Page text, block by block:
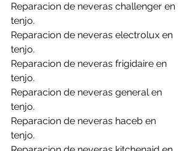
Reparacion de neveras challenger en
tenjo.
Reparacion de neveras electrolux en
tenjo.
Reparacion de neveras frigidaire en
tenjo.
Reparacion de neveras general en
tenjo.
Reparacion de neveras haceb en
tenjo.